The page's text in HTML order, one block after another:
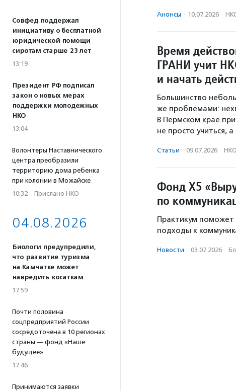
Совфед поддержал
инициативу о бесплатной
юридической помощи
сиротам старше 23 лет
13:19
Президент РФ подписал
закон о новых мерах
поддержки молодежных
НКО
13:04
Волонтеры Наставнического
центра преобразили
территорию дома ребенка
при колонии в Можайске
10:32 · Прислано НКО
04.08.2026
Биологи предупредили,
что развитие туризма
на Камчатке может
навредить косаткам
17:59
Почти половина
соцпредприятий России
сосредоточена в 10 регионах
страны — фонд «Наше
будущее»
17:46
Принимаются заявки
Анонсы · 10.07.2026 ·
Время
ГРАНИ учит
и начать
Большинство
же проблемами:
В Пермском крае
не просто учиться,
Статьи · 09.07.2026 ·
Фонд Х5
по
Практикум поможет
подходы к
Новости · 03.07.2026 ·